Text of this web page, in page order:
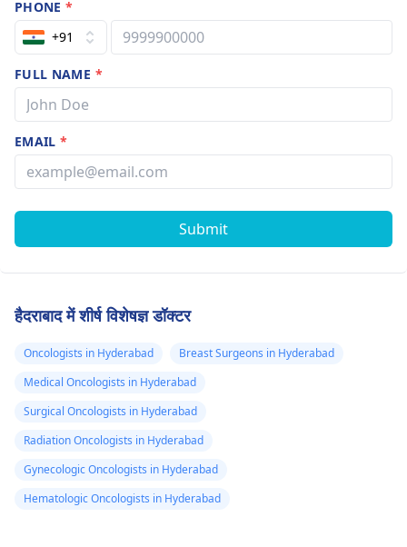
PHONE*
+91
FULL NAME *
EMAIL*
Submit
हैदराबाद में शीर्ष विशेषज्ञ डॉक्टर
Oncologists in Hyderabad
Breast Surgeons in Hyderabad
Medical Oncologists in Hyderabad
Surgical Oncologists in Hyderabad
Radiation Oncologists in Hyderabad
Gynecologic Oncologists in Hyderabad
Hematologic Oncologists in Hyderabad